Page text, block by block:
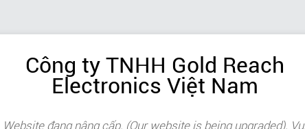
Công ty TNHH Gold Reach
Electronics Việt Nam
Website đang nâng cấp. (Our website is being upgraded).